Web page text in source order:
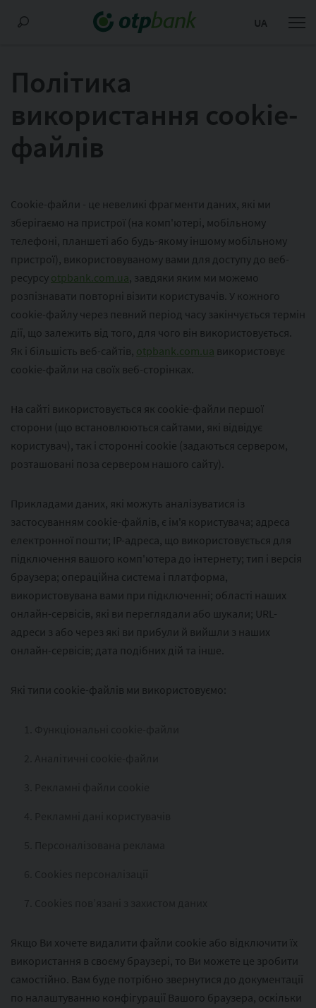
UA
Політика
використання cookie-
файлів
Cookie-файли - це невеликі фрагменти даних, які ми
зберігаємо на пристрої (на комп'ютері, мобільному
телефоні, планшеті або будь-якому іншому мобільному
пристрої), використовуваному вами для доступу до веб-
ресурсу otpbank.com.ua, завдяки яким ми можемо
розпізнавати повторні візити користувачів. У кожного
cookie-файлу через певний період часу закінчується термін
дії, що залежить від того, для чого він використовується.
Як і більшість веб-сайтів, otpbank.com.ua використовує
cookie-файли на своїх веб-сторінках.
На сайті використовується як cookie-файли першої
сторони (що встановлюються сайтами, які відвідує
користувач), так і сторонні cookie (задаються сервером,
розташовані поза сервером нашого сайту).
Прикладами даних, які можуть аналізуватися із
застосуванням cookie-файлів, є ім'я користувача; адреса
електронної пошти; IP-адреса, що використовується для
підключення вашого комп'ютера до інтернету; тип і версія
браузера; операційна система і платформа,
використовувана вами при підключенні; області наших
онлайн-сервісів, які ви переглядали або шукали; URL-
адреси з або через які ви прибули й вийшли з наших
онлайн-сервісів; дата подібних дій та інше.
Які типи cookie-файлів ми використовуємо:
Якщо Ви хочете видалити файли cookie або відключити їх
використання в своєму браузері, то Ви можете це зробити
самостійно. Вам буде потрібно звернутися до документації
по налаштуванню конфігурації Вашого браузера, оскільки